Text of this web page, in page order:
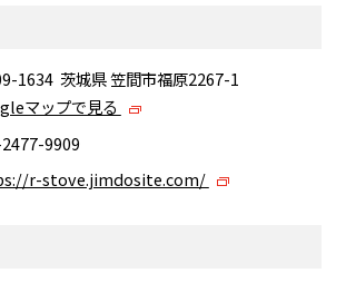
1634 茨城県 笠間市福原2267-1
マップで見る
9909
r-stove.jimdosite.com/